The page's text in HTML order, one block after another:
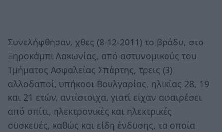
Συνελήφθησαν, χθες (8-12-2011) το βράδυ, στο
Ξηροκάμπι Λακωνίας, από αστυνομικούς του
Τμήματος Ασφαλείας Σπάρτης, τρεις (3)
αλλοδαποί, υπήκοοι Βουλγαρίας, ηλικίας 28, 19
και 21 ετών, αντίστοιχα, γιατί είχαν αφαιρέσει
από σπίτι, ηλεκτρονικές και ηλεκτρικές
συσκευές, καθώς και είδη ένδυσης, τα οποία